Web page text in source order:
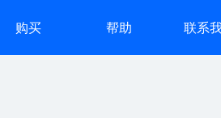
购买 帮助 联系